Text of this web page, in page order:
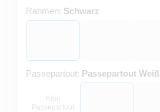
Rahmen: Schwarz
Passepartout: Passepartout Weiß
Kein
Passepartout